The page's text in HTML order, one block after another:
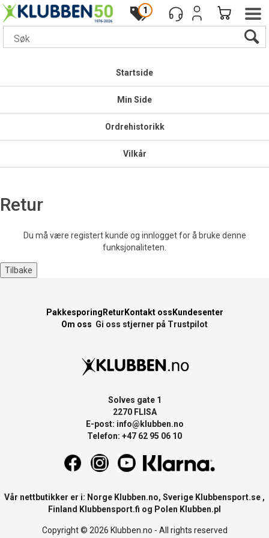
1
Startside
Min Side
Ordrehistorikk
Vilkår
Retur
Du må være registert kunde og innlogget for å bruke denne
funksjonaliteten.
PakkesporingReturKontakt ossKundesenter
Om oss Gi oss stjerner på Trustpilot
Solves gate 1
2270 FLISA
E-post: info@klubben.no
Telefon: +47 62 95 06 10
Vår nettbutikker er i: Norge Klubben.no, Sverige Klubbensport.se ,
Finland Klubbensport.fi og Polen Klubben.pl
Copyright © 2026 Klubben.no - All rights reserved